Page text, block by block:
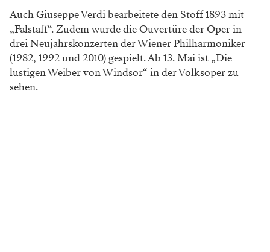
Auch Giuseppe Verdi bearbeitete den Stoff 1893 mit
„Falstaff“. Zudem wurde die Ouvertüre der Oper in
drei Neujahrskonzerten der Wiener Philharmoniker
(1982, 1992 und 2010) gespielt. Ab 13. Mai ist „Die
lustigen Weiber von Windsor“ in der Volksoper zu
sehen.